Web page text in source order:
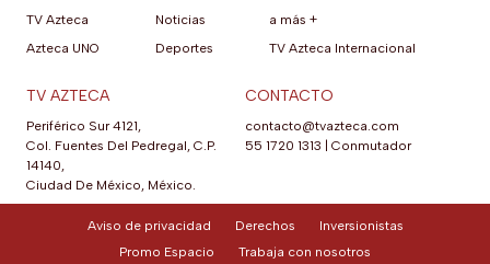
TV Azteca
Azteca UNO
Noticias
Deportes
a más +
TV Azteca Internacional
TV AZTECA
Periférico Sur 4121,
Col. Fuentes Del Pedregal, C.P.
14140,
Ciudad De México, México.
CONTACTO
contacto@tvazteca.com
55 1720 1313 | Conmutador
Aviso de privacidad Derechos
Inversionistas
Promo Espacio
Trabaja con nosotros